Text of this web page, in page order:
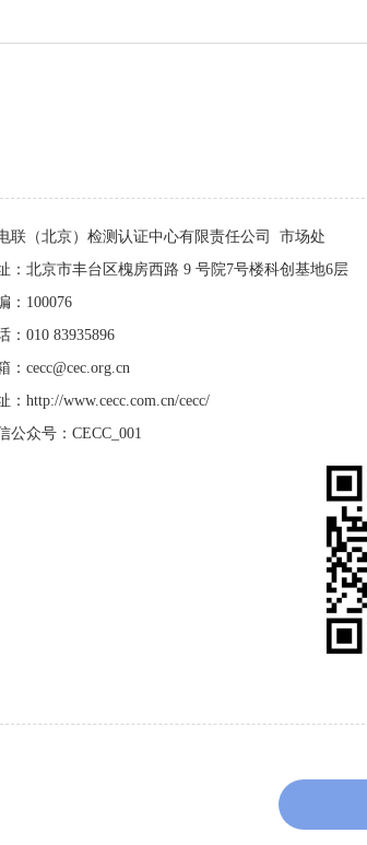
联（北京）检测认证中心有限责任公司
市场处
：北京市丰台区槐房西路 9 号院7号楼科创基地6层
： 100076
：010 83935896
：cecc@cec.org.cn
：http://www.cecc.com.cn/cecc/
公众号：CECC_001